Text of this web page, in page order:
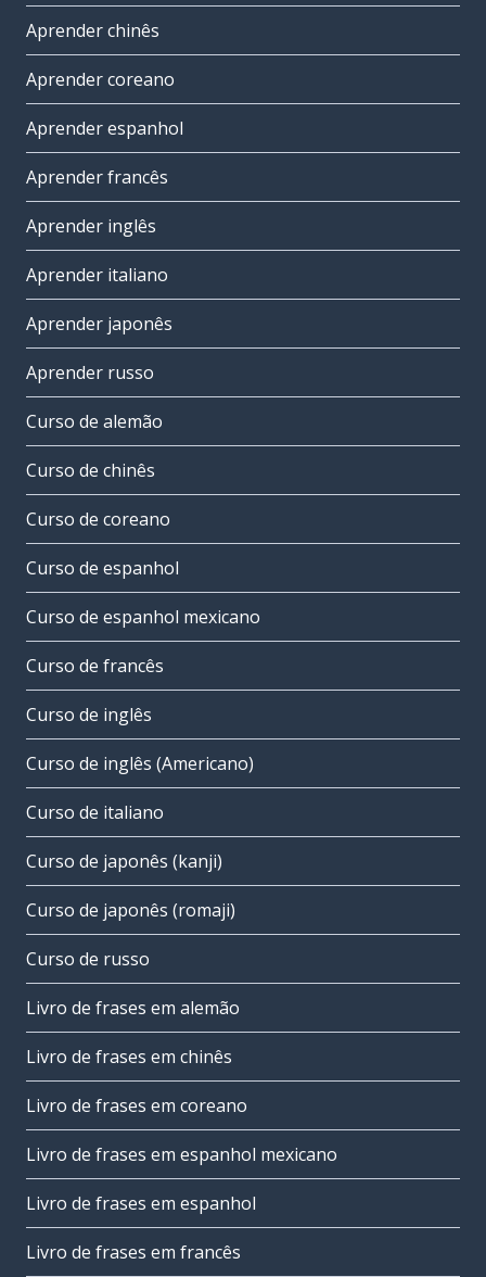
Aprender chinês
Aprender coreano
Aprender espanhol
Aprender francês
Aprender inglês
Aprender italiano
Aprender japonês
Aprender russo
Curso de alemão
Curso de chinês
Curso de coreano
Curso de espanhol
Curso de espanhol mexicano
Curso de francês
Curso de inglês
Curso de inglês (Americano)
Curso de italiano
Curso de japonês (kanji)
Curso de japonês (romaji)
Curso de russo
Livro de frases em alemão
Livro de frases em chinês
Livro de frases em coreano
Livro de frases em espanhol mexicano
Livro de frases em espanhol
Livro de frases em francês